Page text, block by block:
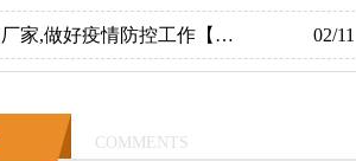
家,做好疫情防控工作【广 02/11
COMMENTS